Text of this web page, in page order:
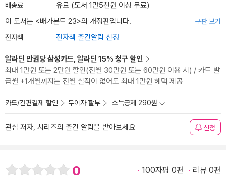
배송료
유료 (도서 1만5천원 이상 무료)
이 도서는 <배가본드 23>의 개정판입니다. 구판 보기
전자책 전자책 출간알림 신청
알라딘 만권당 삼성카드, 알라딘 15% 청구 할인
최대 1만원 또는 2만원 할인(전월 30만원 또는 60만원 이용 시) / 카드 발
급월 +1개월까지는 전월 실적이 없어도 최대 1만원 혜택 제공
카드/간편결제 할인 무이자 할부 소득공제 290원
관심 저자, 시리즈의 출간 알림을 받아보세요 신청
0 100자평 0편 리뷰 0편